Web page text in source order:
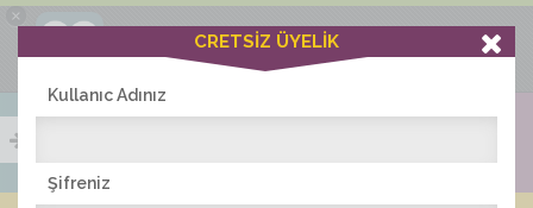
×
Ciddiask Uygulaması
+1 Hafta Gold Üyelik Kazan
Bedava - com.ciddi.ask
İNDİR
CRETSİZ ÜYELİK
Kullanıc Adınız
Şifreniz